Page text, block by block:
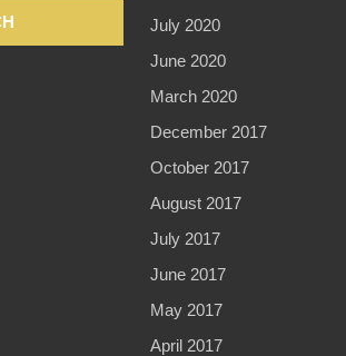
July 2020
June 2020
March 2020
December 2017
October 2017
August 2017
July 2017
June 2017
May 2017
April 2017